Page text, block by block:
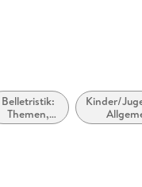
Belletristik:
Themen,
Stoffe,
Kinder/